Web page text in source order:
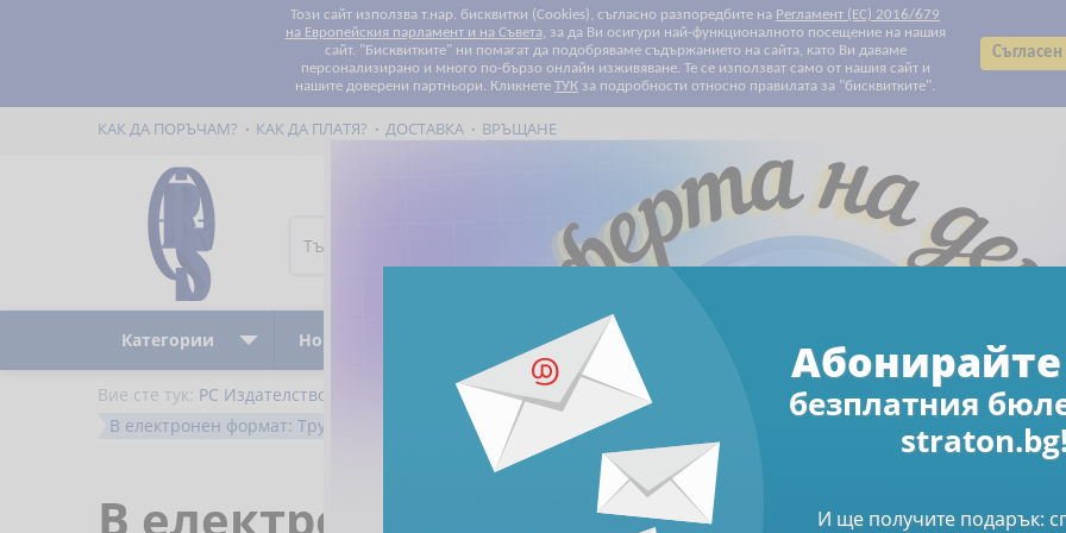
Този сайт използва т.нар. бисквитки (Cookies), съгласно разпоредбите на Регламент (ЕС) 2016/679
на Европейския парламент и на Съвета, за да Ви осигури най-функционалното посещение на нашия
сайт. "Бисквитките" ни помагат да подобряваме съдържанието на сайта, като Ви даваме
персонализирано и много по-бързо онлайн изживяване. Те се използват само от нашия сайт и
нашите доверени партньори. Кликнете ТУК за подробности относно правилата за "бисквитките".
КАК ДА ПОРЪЧАМ? КАК ДА ПЛАТЯ? ДОСТАВКА ВРЪЩАНЕ
Всички категории
Всички категории
Данъчно облагане и такси
Електронни книги
Електронни списания
За Вашите деца и внуци
За родители
За храната с любов
Клубни карти и ваучери
Печатни списания
Продажби и маркетинг
Професионални умения
Свободно време
Счетоводство
Труд и осигуряване
Финанси и инвестиции
Човешки ресурси
Категории Ново Намаления
Вие сте тук: РС Издателство и Бизнес Консултации Електронни книги
Електронен формат
В електронен формат: Трудови правоотношения със служители в затруднение – наръчник за работодатели
В електронен формат: Трудови
Абонирайте
безплатния
И ще получите подарък: